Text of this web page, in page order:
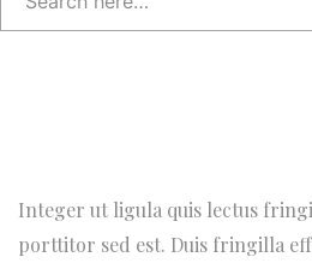
Integer ut ligula quis lectus
porttitor sed est. Duis fringilla